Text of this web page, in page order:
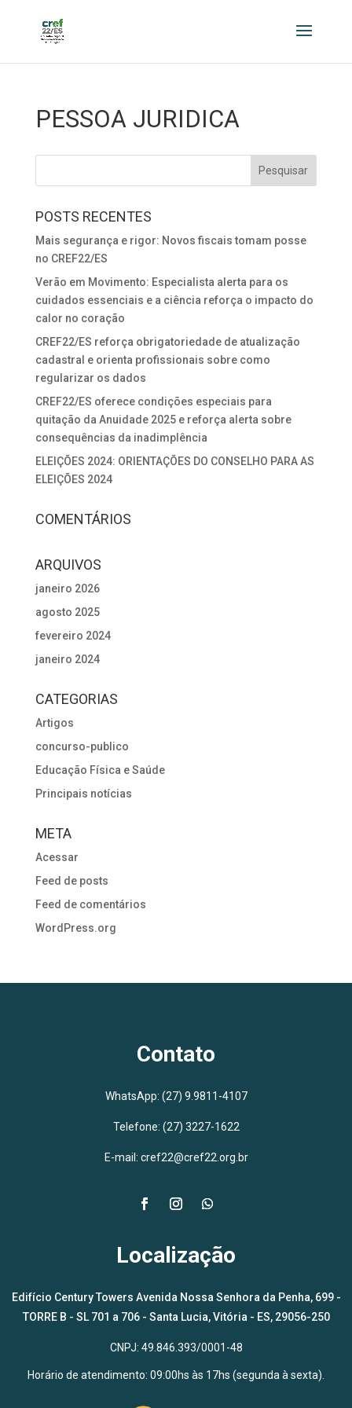
PESSOA JURIDICA
POSTS RECENTES
Mais segurança e rigor: Novos fiscais tomam posse
no CREF22/ES
Verão em Movimento: Especialista alerta para os
cuidados essenciais e a ciência reforça o impacto do
calor no coração
CREF22/ES reforça obrigatoriedade de atualização
cadastral e orienta profissionais sobre como
regularizar os dados
CREF22/ES oferece condições especiais para
quitação da Anuidade 2025 e reforça alerta sobre
consequências da inadimplência
ELEIÇÕES 2024: ORIENTAÇÕES DO CONSELHO PARA AS
ELEIÇÕES 2024
COMENTÁRIOS
ARQUIVOS
janeiro 2026
agosto 2025
fevereiro 2024
janeiro 2024
CATEGORIAS
Artigos
concurso-publico
Educação Física e Saúde
Principais notícias
META
Acessar
Feed de posts
Feed de comentários
WordPress.org
Contato
WhatsApp: (27) 9.9811-4107
Telefone: (27) 3227-1622
E-mail: cref22@cref22.org.br
Localização
Edifício Century Towers Avenida Nossa Senhora da Penha, 699 -
TORRE B - SL 701 a 706 - Santa Lucia, Vitória - ES, 29056-250
CNPJ: 49.846.393/0001-48
Horário de atendimento: 09:00hs às 17hs (segunda à sexta).